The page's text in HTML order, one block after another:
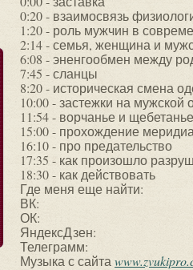
0:20 - взаимосвязь
1:20 - роль мужчин в
2:14 - семья, женщина и
6:08 - эненгообмен между
7:45 - сланцы
8:20 - историческая смена
10:00 - застежки на мужской
11:54 - ворчанье и
15:00 - прохождение
16:10 - про предательство
17:35 - как произошло
18:30 - как действовать
Где меня еще найти:
ВК:
ОК:
ЯндексДзен:
Телеграмм:
Музыка с сайта